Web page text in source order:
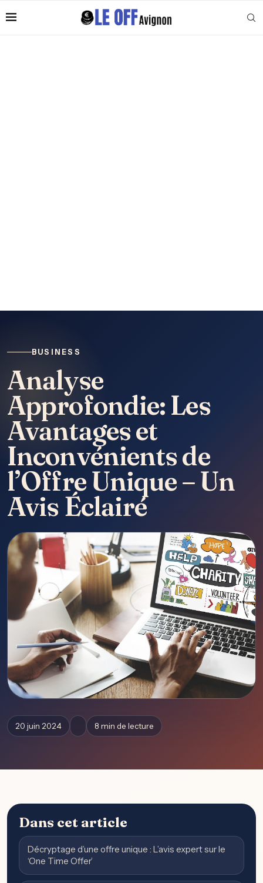
BUSINESS
Analyse
Approfondie: Les
Avantages et
Inconvénients de
l’Offre Unique – Un
Avis Éclairé
20 juin 2024 8 min de lecture
Dans cet article
Décryptage d’une offre unique : L’avis expert sur le
‘One Time Offer’